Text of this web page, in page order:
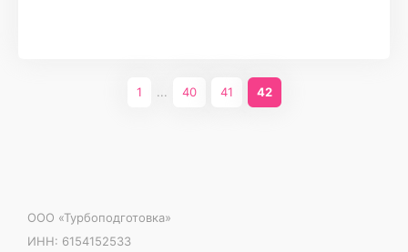
1 ... 40 41 42
ООО «Турбоподготовка»
ИНН: 6154152533